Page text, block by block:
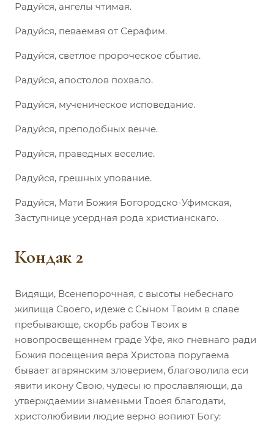
Радуйся, ангелы чтимая.
Радуйся, певаемая от Серафим.
Радуйся, светлое пророческое сбытие.
Радуйся, апостолов похвало.
Радуйся, мученическое исповедание.
Радуйся, преподобных венче.
Радуйся, праведных веселие.
Радуйся, грешных упование.
Радуйся, Мати Божия Богородско-Уфимская,
Заступнице усердная рода христианскаго.
Кондак 2
Видящи, Всенепорочная, с высоты небеснаго
жилища Своего, идеже с Сыном Твоим в славе
пребывающе, скорбь рабов Твоих в
новопросвещеннем граде Уфе, яко гневнаго ради
Божия посещения вера Христова поругаема
бывает агарянским зловерием, благоволила еси
явити икону Свою, чудесы ю прославляющи, да
утверждаемии знаменьми Твоея благодати,
христолюбивии людие верно вопиют Богу: